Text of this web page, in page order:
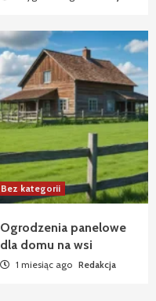
Bez kategorii
Ogrodzenia panelowe
dla domu na wsi
1 miesiąc ago Redakcja